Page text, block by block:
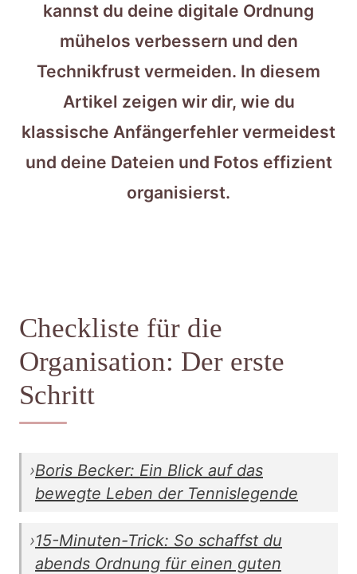
kannst du deine digitale Ordnung
mühelos verbessern und den
Technikfrust vermeiden. In diesem
Artikel zeigen wir dir, wie du
klassische Anfängerfehler vermeidest
und deine Dateien und Fotos effizient
organisierst.
Checkliste für die
Organisation: Der erste
Schritt
›Boris Becker: Ein Blick auf das
bewegte Leben der Tennislegende
›15-Minuten-Trick: So schaffst du
abends Ordnung für einen guten